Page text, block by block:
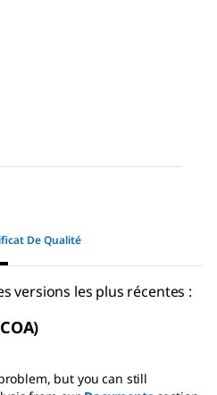
De Qualité
versions les plus récentes :
but you can still